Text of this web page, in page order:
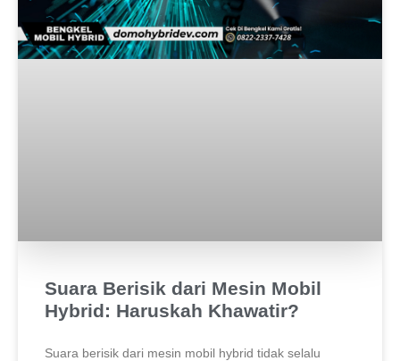
Suara Berisik dari Mesin Mobil
Hybrid: Haruskah Khawatir?
Suara berisik dari mesin mobil hybrid tidak selalu